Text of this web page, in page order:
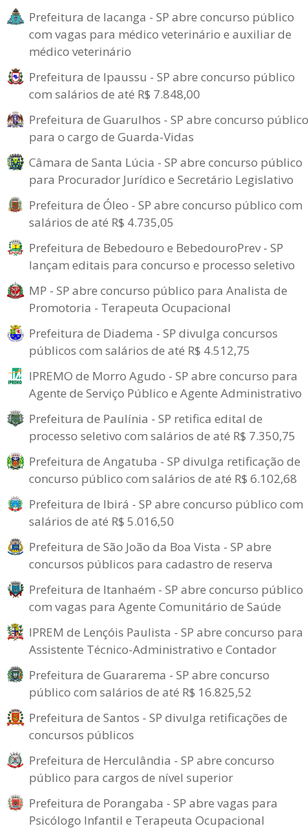
Prefeitura de Iacanga - SP abre concurso público
com vagas para médico veterinário e auxiliar de
médico veterinário
Prefeitura de Ipaussu - SP abre concurso público
com salários de até R$ 7.848,00
Prefeitura de Guarulhos - SP abre concurso público
para o cargo de Guarda-Vidas
Câmara de Santa Lúcia - SP abre concurso público
para Procurador Jurídico e Secretário Legislativo
Prefeitura de Óleo - SP abre concurso público com
salários de até R$ 4.735,05
Prefeitura de Bebedouro e BebedouroPrev - SP
lançam editais para concurso e processo seletivo
MP - SP abre concurso público para Analista de
Promotoria - Terapeuta Ocupacional
Prefeitura de Diadema - SP divulga concursos
públicos com salários de até R$ 4.512,75
IPREMO de Morro Agudo - SP abre concurso para
Agente de Serviço Público e Agente Administrativo
Prefeitura de Paulínia - SP retifica edital de
processo seletivo com salários de até R$ 7.350,75
Prefeitura de Angatuba - SP divulga retificação de
concurso público com salários de até R$ 6.102,68
Prefeitura de Ibirá - SP abre concurso público com
salários de até R$ 5.016,50
Prefeitura de São João da Boa Vista - SP abre
concursos públicos para cadastro de reserva
Prefeitura de Itanhaém - SP abre concurso público
com vagas para Agente Comunitário de Saúde
IPREM de Lençóis Paulista - SP abre concurso para
Assistente Técnico-Administrativo e Contador
Prefeitura de Guararema - SP abre concurso
público com salários de até R$ 16.825,52
Prefeitura de Santos - SP divulga retificações de
concursos públicos
Prefeitura de Herculândia - SP abre concurso
público para cargos de nível superior
Prefeitura de Porangaba - SP abre vagas para
Psicólogo Infantil e Terapeuta Ocupacional